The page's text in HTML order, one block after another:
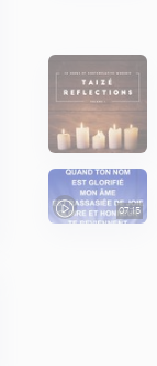
07:15